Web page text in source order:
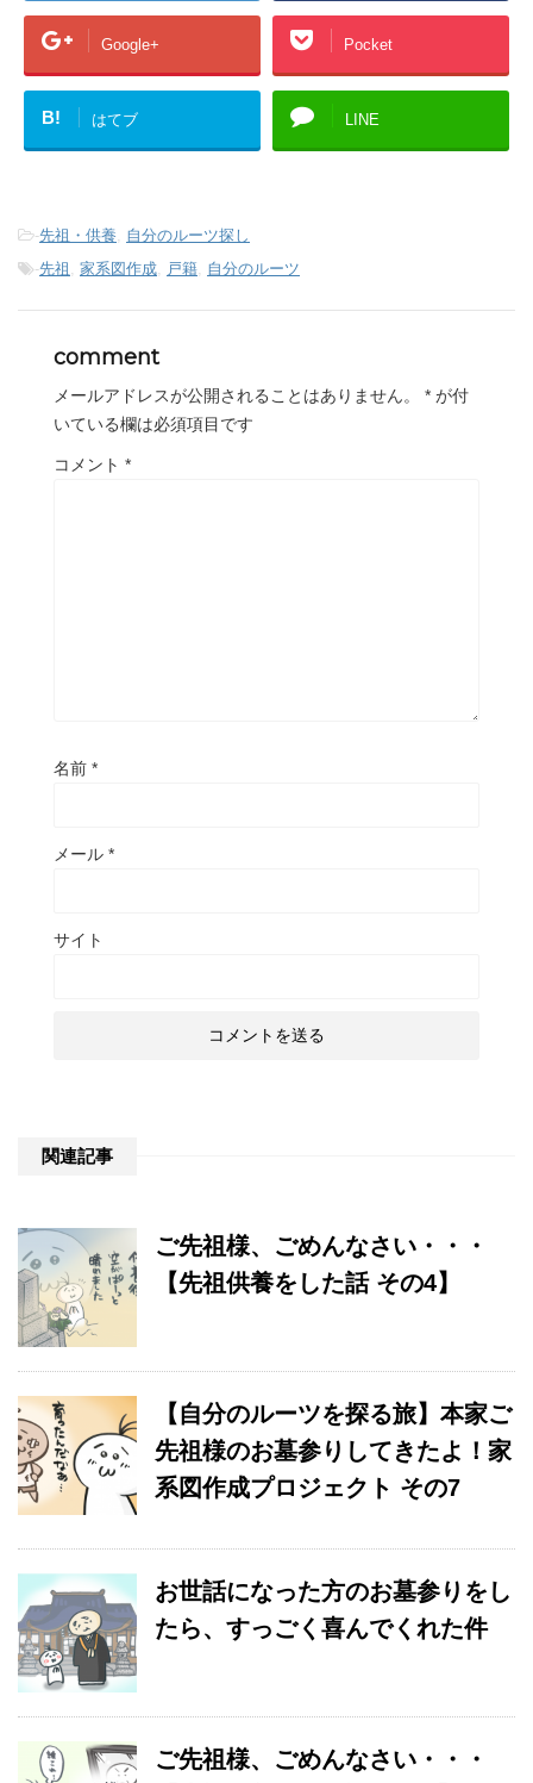
Google+ Pocket
B! はてブ LINE
-先祖・供養, 自分のルーツ探し
-先祖 , 家系図作成, 戸籍, 自分のルーツ
comment
メールアドレスが公開されることはありません。 * が付
いている欄は必須項目です
コメント *
名前 *
メール *
サイト
関連記事
ご先祖様、ごめんなさい・・・
【先祖供養をした話 その4】
【自分のルーツを探る旅】本家ご
先祖様のお墓参りしてきたよ！家
系図作成プロジェクト その7
お世話になった方のお墓参りをし
たら、すっごく喜んでくれた件
ご先祖様、ごめんなさい・・・